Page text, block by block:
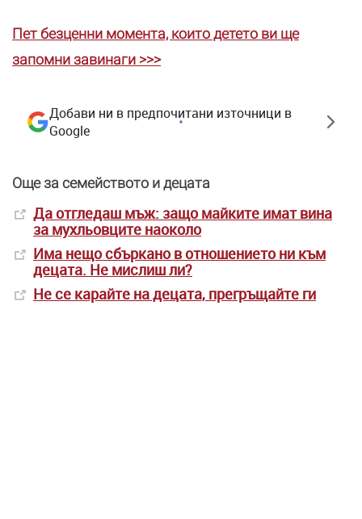
Пет безценни момента, които детето ви ще
запомни завинаги >>>
Добави ни в предпочитани източници в
Google
Още за семейството и децата
Да отгледаш мъж: защо майките имат вина
за мухльовците наоколо
Има нещо сбъркано в отношението ни към
децата. Не мислиш ли?
Не се карайте на децата, прегръщайте ги